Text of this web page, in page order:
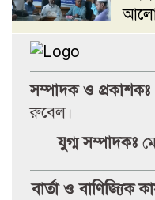
সম্পাদক ও প্রকাশকঃ
রুবেল।
যুগ্ম সম্পাদকঃ
বার্তা ও বাণিজ্যিক